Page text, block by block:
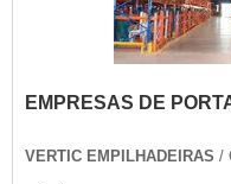
pós-venda completo.
EMPRESAS DE
VERTIC EMPILHADEIRAS /